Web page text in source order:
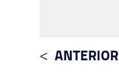
ANTERIOR